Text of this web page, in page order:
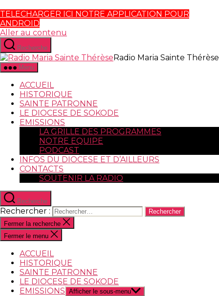
TELECHARGER ICI NOTRE APPLICATION POUR
ANDROID
Aller au contenu
Recherche
Radio Maria Sainte Thérèse
Menu
ACCUEIL
HISTORIQUE
SAINTE PATRONNE
LE DIOCESE DE SOKODE
EMISSIONS
LA GRILLE DES PROGRAMMES
NOTRE EQUIPE
PODCAST
INFOS DU DIOCESE ET D’AILLEURS
CONTACTS
SOUTENIR LA RADIO
Recherche
Rechercher :
Fermer la recherche
Fermer le menu
ACCUEIL
HISTORIQUE
SAINTE PATRONNE
LE DIOCESE DE SOKODE
EMISSIONS Afficher le sous-menu